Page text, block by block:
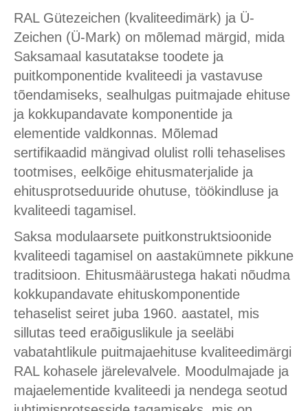
RAL Gütezeichen (kvaliteedimärk) ja Ü-
Zeichen (Ü-Mark) on mõlemad märgid, mida
Saksamaal kasutatakse toodete ja
puitkomponentide kvaliteedi ja vastavuse
tõendamiseks, sealhulgas puitmajade ehituse
ja kokkupandavate komponentide ja
elementide valdkonnas. Mõlemad
sertifikaadid mängivad olulist rolli tehaselises
tootmises, eelkõige ehitusmaterjalide ja
ehitusprotseduuride ohutuse, töökindluse ja
kvaliteedi tagamisel.
Saksa modulaarsete puitkonstruktsioonide
kvaliteedi tagamisel on aastakümnete pikkune
traditsioon. Ehitusmäärustega hakati nõudma
kokkupandavate ehituskomponentide
tehaselist seiret juba 1960. aastatel, mis
sillutas teed eraõiguslikule ja seeläbi
vabatahtlikule puitmajaehituse kvaliteedimärgi
RAL kohasele järelevalvele. Moodulmajade ja
majaelementide kvaliteedi ja nendega seotud